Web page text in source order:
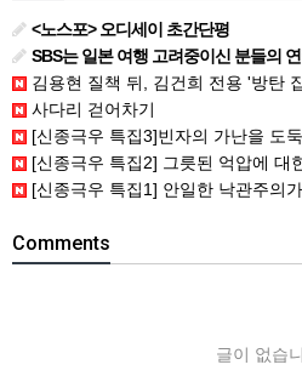
<노스포> 오디세이 초간단평
SBS는 일본 여행 고려중이신 분들의
김용현 질책 뒤, 김건희 전용 '방탄
사다리 걷어차기
[신종극우 특집3]빈자의 가난을 도둑질하고
[신종극우 특집2] 그릇된 억압에 대한 저항
[신종극우 특집1] 안일한 낙관주의
Comments
글이 없습